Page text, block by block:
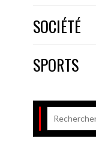
SOCIÉTÉ
SPORTS